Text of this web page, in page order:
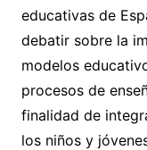
educativas de
debatir sobre la
modelos
procesos de
finalidad de
los niños y